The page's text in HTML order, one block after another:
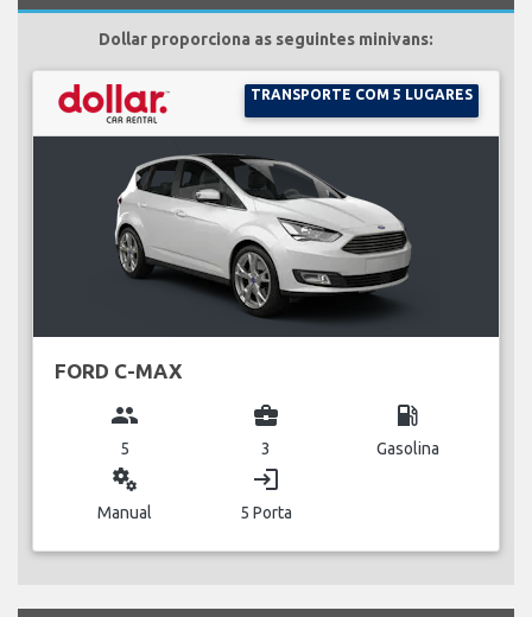
Dollar proporciona as seguintes minivans:
TRANSPORTE COM 5 LUGARES
FORD C-MAX
group
5
business_center
3
local_gas_station
Gasolina
miscellaneous_services
Manual
login
5 Porta